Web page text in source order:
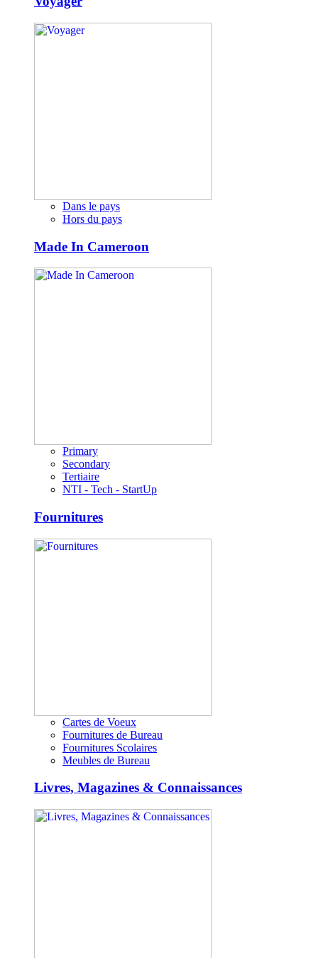
Dans le pays
Hors du pays
Made In Cameroon
Primary
Secondary
Tertiaire
NTI - Tech - StartUp
Fournitures
Cartes de Voeux
Fournitures de Bureau
Fournitures Scolaires
Meubles de Bureau
Livres, Magazines & Connaissances